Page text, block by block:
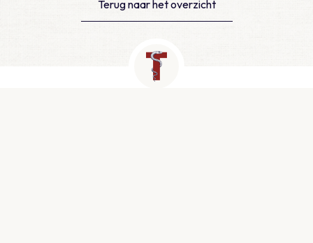
Terug naar het overzicht